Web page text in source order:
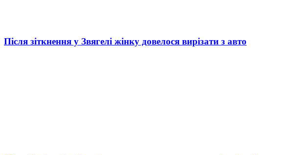
Після зіткнення у Звягелі жінку довелося вирізати з авто